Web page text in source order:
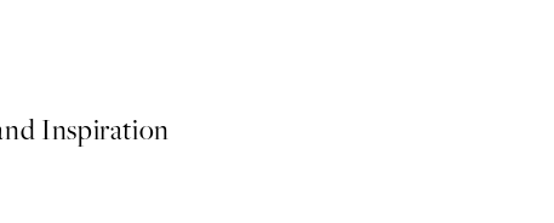
Inspiration